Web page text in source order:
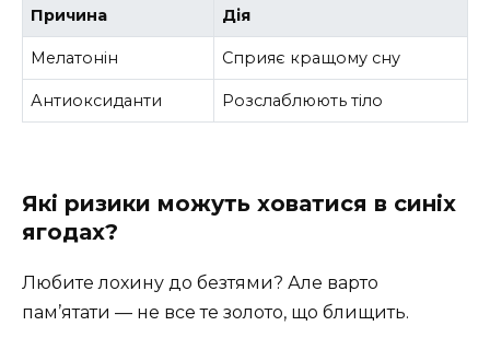
Причина Дія
Мелатонін Сприяє кращому сну
Антиоксиданти Розслаблюють тіло
Які ризики можуть ховатися в синіх
ягодах?
Любите лохину до безтями? Але варто
пам’ятати — не все те золото, що блищить.